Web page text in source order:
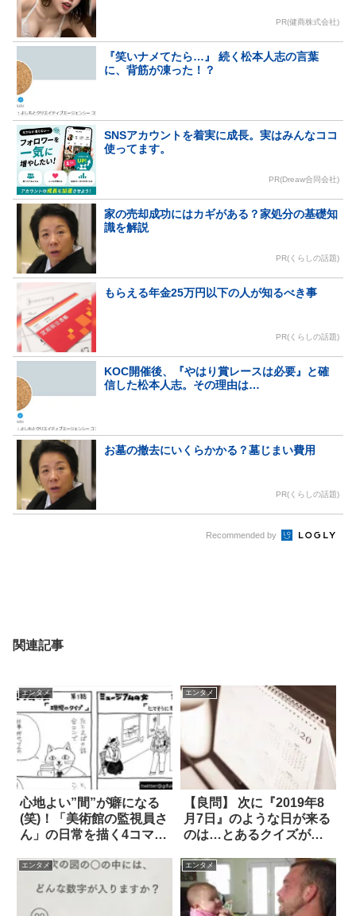
PR(健商株式会社)
『笑いナメてたら…』 続く松本人志の言葉
に、背筋が凍った！？
SNSアカウントを着実に成長。実はみんなココ
使ってます。
PR(Dreaw合同会社)
家の売却成功にはカギがある？家処分の基礎知
識を解説
PR(くらしの話題)
もらえる年金25万円以下の人が知るべき事
PR(くらしの話題)
KOC開催後、『やはり賞レースは必要』と確
信した松本人志。その理由は…
お墓の撤去にいくらかかる？墓じまい費用
PR(くらしの話題)
Recommended by
関連記事
エンタメ
心地よい”間”が癖になる
(笑)！「美術館の監視員さ
ん」の日常を描く4コマ漫
エンタメ
【良問】 次に『2019年8
月7日』のような日が来る
のは…とあるクイズが話
エンタメ エンタメ